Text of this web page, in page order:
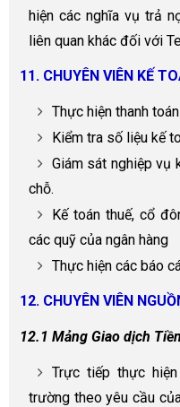
hiện các nghĩa vụ trả
liên quan khác đối với
11. CHUYÊN VIÊN KẾ
Thực hiện thanh
Kiểm tra số liệu kế
Giám sát nghiệp vụ
chỗ.
Kế toán thuế, cổ
các quỹ của ngân hàng
Thực hiện các báo
12. CHUYÊN VIÊN
12.1 Mảng Giao dịch
Trực tiếp thực
trường theo yêu cầu